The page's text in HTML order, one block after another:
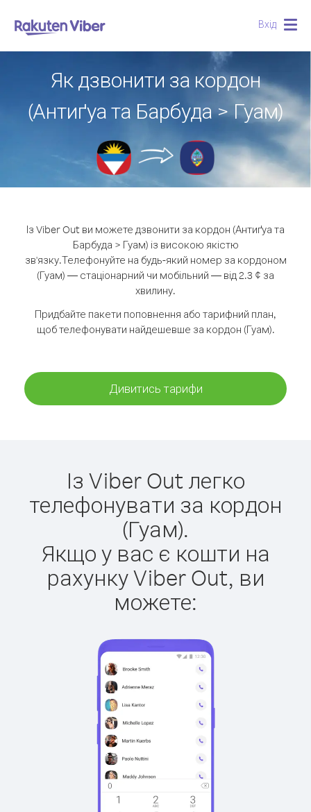
Вхід
Як дзвонити за кордон
(Антиґуа та Барбуда > Гуам)
Із Viber Out ви можете дзвонити за кордон (Антиґуа та
Барбуда > Гуам) із високою якістю
зв'язку.Телефонуйте на будь-який номер за кордоном
(Гуам) — стаціонарний чи мобільний — від 2.3 ¢ за
хвилину.
Придбайте пакети поповнення або тарифний план,
щоб телефонувати найдешевше за кордон (Гуам).
Дивитись тарифи
Із Viber Out легко
телефонувати за кордон
(Гуам).
Якщо у вас є кошти на
рахунку Viber Out, ви
можете: